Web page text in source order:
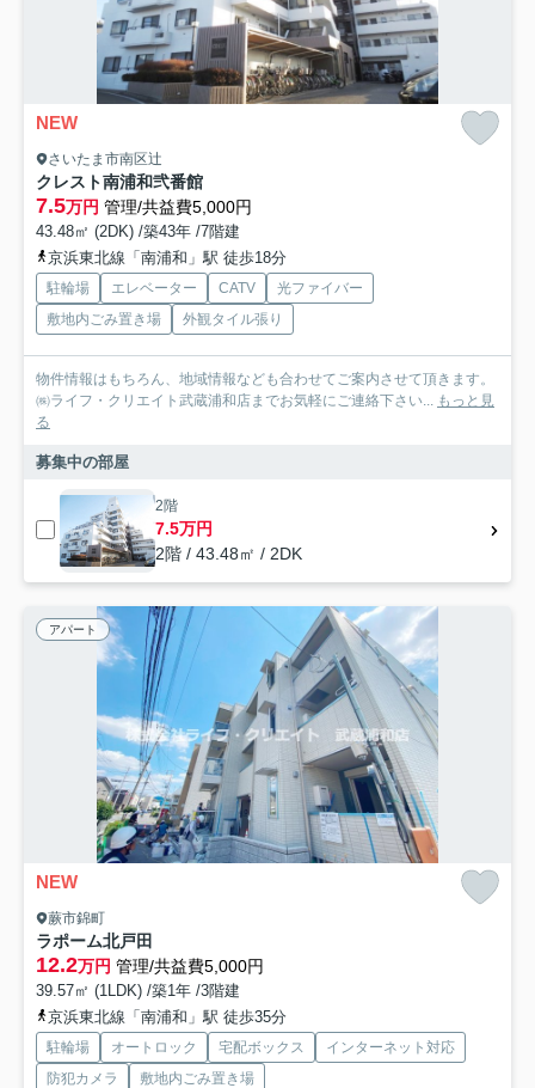
NEW
さいたま市南区辻
クレスト南浦和弐番館
7.5万円 管理/共益費5,000円
43.48㎡ (2DK) /築43年 /7階建
京浜東北線「南浦和」駅 徒歩18分
駐輪場 エレベーター CATV
光ファイバー
敷地内ごみ置き場
外観タイル張り
物件情報はもちろん、地域情報なども合わせてご案内させて頂きます。
㈱ライフ・クリエイト武蔵浦和店までお気軽にご連絡下さい...
もっと見
る
募集中の部屋
2階
7.5万円
2階 / 43.48㎡ / 2DK
アパート
NEW
蕨市錦町
ラポーム北戸田
12.2万円 管理/共益費5,000円
39.57㎡ (1LDK) /築1年 /3階建
京浜東北線「南浦和」駅 徒歩35分
駐輪場 オートロック 宅配ボックス
インターネット対応
防犯カメラ
敷地内ごみ置き場